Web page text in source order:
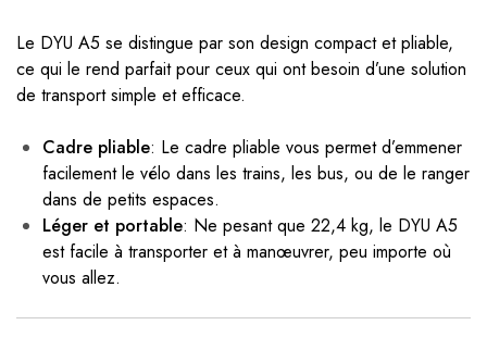
Le DYU A5 se distingue par son design compact et pliable,
ce qui le rend parfait pour ceux qui ont besoin d’une solution
de transport simple et efficace.
Cadre pliable: Le cadre pliable vous permet d’emmener
facilement le vélo dans les trains, les bus, ou de le ranger
dans de petits espaces.
Léger et portable: Ne pesant que 22,4 kg, le DYU A5
est facile à transporter et à manœuvrer, peu importe où
vous allez.